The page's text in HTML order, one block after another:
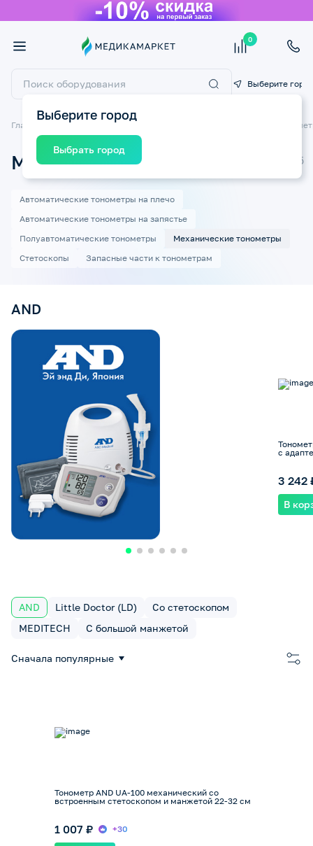
0
Выберите город
Выберите город
Выбрать город
Главная Медицинские приборы Механические
Механические тонометры AND
Автоматические тонометры на плечо
Автоматические тонометры на запястье
Полуавтоматические тонометры
Механические тонометры
Стетоскопы
Запасные части к тонометрам
AND
с
3 242
В
AND Little Doctor (LD)
Со стетоскопом
MEDITECH
С большой манжетой
Сначала популярные
Тонометр AND UA-100 механический со
встроенным стетоскопом и манжетой 22-32 см
1 007 ₽ +30